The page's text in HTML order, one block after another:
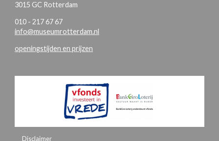
3015 GC Rotterdam
010 - 217 67 67
info@museumrotterdam.nl
openingstijden en prijzen
Disclaimer